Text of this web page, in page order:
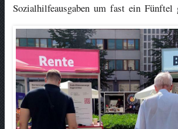
Sozialhilfeausgaben um fast ein Fünftel